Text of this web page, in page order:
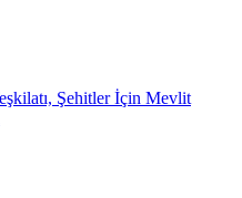
Şehitler İçin Mevlit